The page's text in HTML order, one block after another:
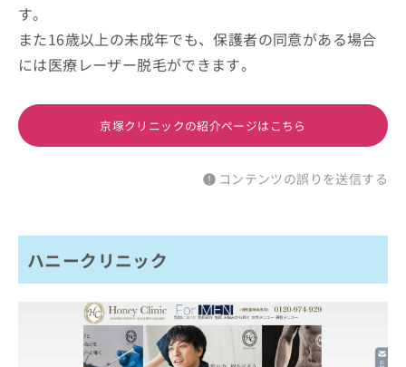
す。
また16歳以上の未成年でも、保護者の同意がある場合
には医療レーザー脱毛ができます。
京塚クリニックの紹介ページはこちら
コンテンツの誤りを送信する
ハニークリニック